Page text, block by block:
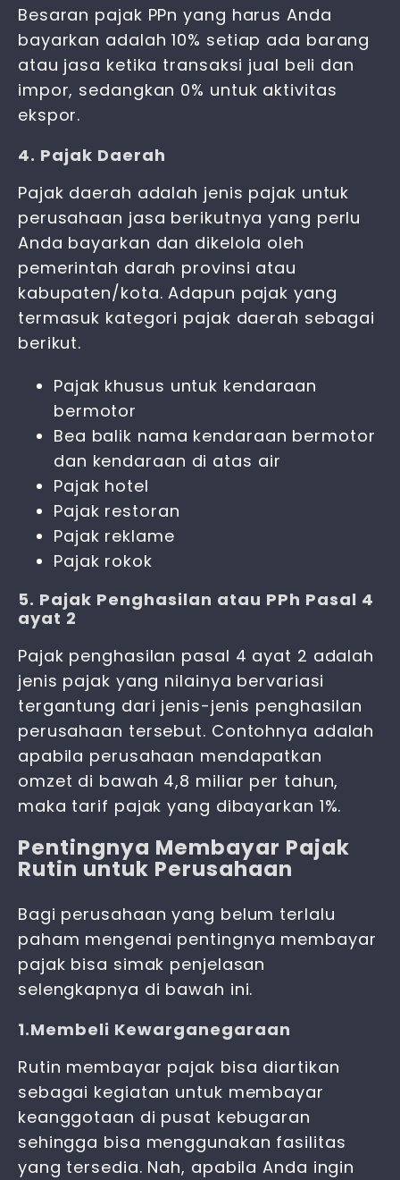
Besaran pajak PPn yang harus Anda
bayarkan adalah 10% setiap ada barang
atau jasa ketika transaksi jual beli dan
impor, sedangkan 0% untuk aktivitas
ekspor.
4. Pajak Daerah
Pajak daerah adalah jenis pajak untuk
perusahaan jasa berikutnya yang perlu
Anda bayarkan dan dikelola oleh
pemerintah darah provinsi atau
kabupaten/kota. Adapun pajak yang
termasuk kategori pajak daerah sebagai
berikut.
Pajak khusus untuk kendaraan
bermotor
Bea balik nama kendaraan bermotor
dan kendaraan di atas air
Pajak hotel
Pajak restoran
Pajak reklame
Pajak rokok
5. Pajak Penghasilan atau PPh Pasal 4
ayat 2
Pajak penghasilan pasal 4 ayat 2 adalah
jenis pajak yang nilainya bervariasi
tergantung dari jenis-jenis penghasilan
perusahaan tersebut. Contohnya adalah
apabila perusahaan mendapatkan
omzet di bawah 4,8 miliar per tahun,
maka tarif pajak yang dibayarkan 1%.
Pentingnya Membayar Pajak
Rutin untuk Perusahaan
Bagi perusahaan yang belum terlalu
paham mengenai pentingnya membayar
pajak bisa simak penjelasan
selengkapnya di bawah ini.
1.Membeli Kewarganegaraan
Rutin membayar pajak bisa diartikan
sebagai kegiatan untuk membayar
keanggotaan di pusat kebugaran
sehingga bisa menggunakan fasilitas
yang tersedia. Nah, apabila Anda ingin